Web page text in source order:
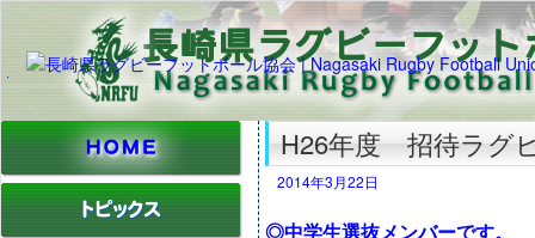
H26年度 招待ラグ
2014年3月22日
◎中学生選抜メンバーです。